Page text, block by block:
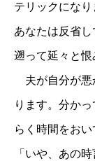
テリックにな
あなたは反省
遡って延々と恨
夫が自分が悪
ります。分か
らく時間をおい
「いや、あの